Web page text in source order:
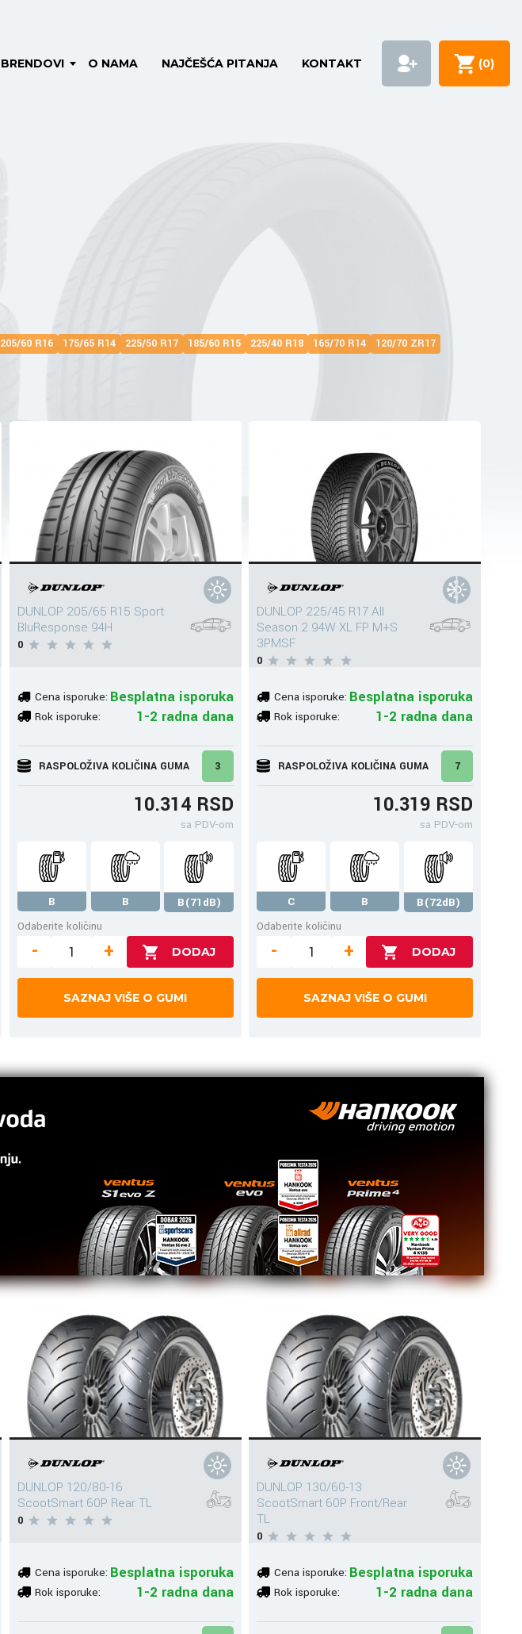
BRENDOVI O NAMA NAJČEŠĆA PITANJA KONTAKT (0)
205/60 R16 175/65 R14 225/50 R17 185/60 R15 225/40 R18 165/70 R14
120/70 ZR17
DUNLOP 205/65 R15 Sport
BluResponse 94H
0
Cena isporuke: Besplatna isporuka
Rok isporuke: 1-2 radna dana
RASPOLOŽIVA KOLIČINA GUMA 3
10.314 RSD
sa PDV-om
B B
B(71dB)
Odaberite količinu
- +
SAZNAJ VIŠE O GUMI
DUNLOP 225/45 R17 All
Season 2 94W XL FP M+S
3PMSF
0
Cena isporuke: Besplatna isporuka
Rok isporuke: 1-2 radna dana
RASPOLOŽIVA KOLIČINA GUMA 7
10.319 RSD
sa PDV-om
C B
B(72dB)
Odaberite količinu
- +
SAZNAJ VIŠE O GUMI
DUNLOP 120/80-16
ScootSmart 60P Rear TL
0
Cena isporuke: Besplatna isporuka
Rok isporuke: 1-2 radna dana
DUNLOP 130/60-13
ScootSmart 60P Front/Rear
TL
0
Cena isporuke: Besplatna isporuka
Rok isporuke: 1-2 radna dana